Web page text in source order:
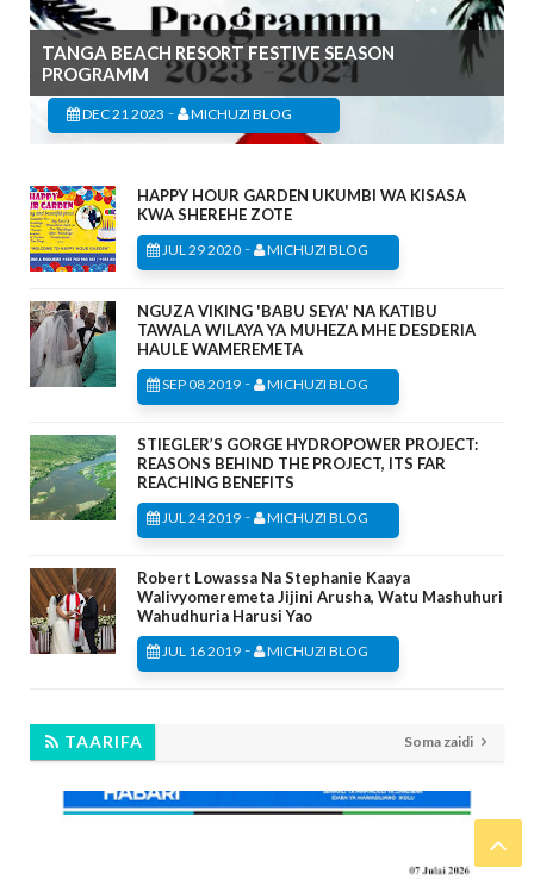
TANGA BEACH RESORT FESTIVE SEASON
PROGRAMM
DEC 21 2023 - MICHUZI BLOG
HAPPY HOUR GARDEN UKUMBI WA KISASA
KWA SHEREHE ZOTE
JUL 29 2020 - MICHUZI BLOG
NGUZA VIKING 'BABU SEYA' NA KATIBU
TAWALA WILAYA YA MUHEZA MHE DESDERIA
HAULE WAMEREMETA
SEP 08 2019 - MICHUZI BLOG
STIEGLER’S GORGE HYDROPOWER PROJECT:
REASONS BEHIND THE PROJECT, ITS FAR
REACHING BENEFITS
JUL 24 2019 - MICHUZI BLOG
Robert Lowassa Na Stephanie Kaaya
Walivyomeremeta Jijini Arusha, Watu Mashuhuri
Wahudhuria Harusi Yao
JUL 16 2019 - MICHUZI BLOG
TAARIFA Soma zaidi